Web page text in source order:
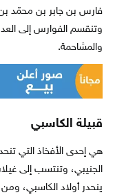
فارس بن جابر بن محمّد بن
وتنقسم الفوارس إلى
والمشاحمة.
قبيلة الكاسبي
هي إحدى الأفخاذ التي
الجنيبي، وتنتسب إلى
ينحدر أولاد الكاسبي،